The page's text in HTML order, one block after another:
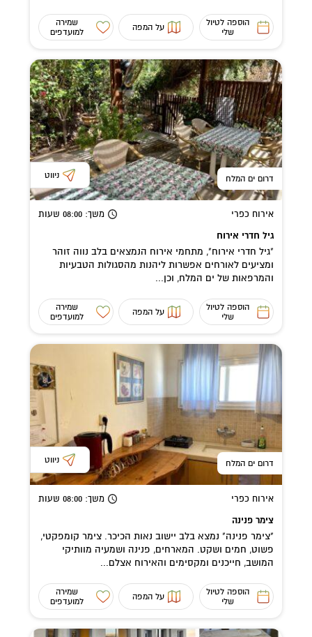
הוספה לטיול
שלי
על המפה
שמירה
למועדפים
דרום ים המלח ניווט
אירוח כפרי משך: 08:00 שעות
גיל חדרי אירוח
"גיל חדרי אירוח", מתחמי אירוח הנמצאים בלב נווה זוהר
ומציעים לאורחים אפשרות ליהנות מהסגולות הטבעיות
והמרפאות של ים המלח, וכן...
הוספה לטיול
שלי
על המפה
שמירה
למועדפים
דרום ים המלח ניווט
אירוח כפרי משך: 08:00 שעות
צימר פנינה
"צימר פנינה" נמצא בלב יישוב נאות הכיכר. צימר קומפקטי,
פשוט, חמים ושקט. המארחים, פנינה ושמעיה מוותיקי
המושב, חייכנים ומקסימים והאירוח אצלם...
הוספה לטיול
שלי
על המפה
שמירה
למועדפים